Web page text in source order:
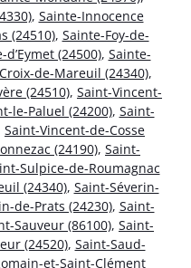
, Sainte-Innocence
(24510), Sainte-Foy-de-
(24500), Sainte-
de-Mareuil (24340),
(24510), Saint-Vincent-
le-Paluel (24200), Saint-
Saint-Vincent-de-Cosse
(24190), Saint-
Sulpice-de-Roumagnac
(24340), Saint-Séverin-
de-Prats (24230), Saint-
Sauveur (86100), Saint-
(24520), Saint-Saud-
et-Saint-Clément